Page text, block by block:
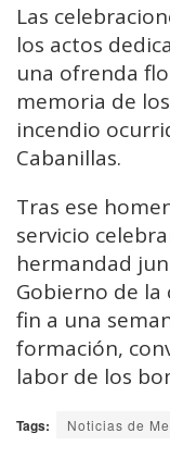
Las
los actos
una ofrenda
memoria de
incendio
Cabanillas.
Tras ese
servicio
hermandad
Gobierno de la
fin a una
formación,
labor de los
Tags: Noticias de